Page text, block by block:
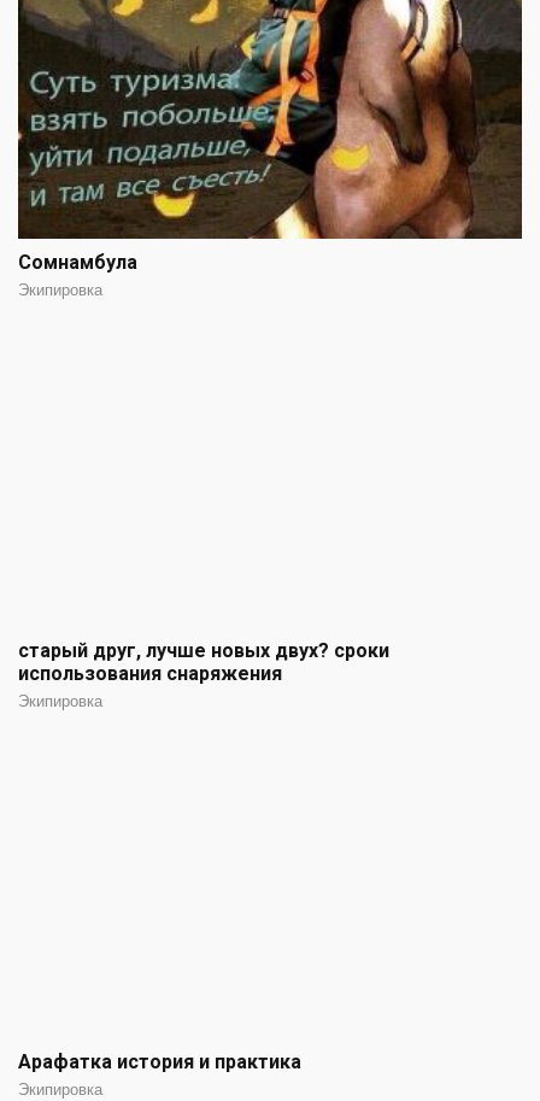
Сомнамбула
Экипировка
старый друг, лучше новых двух? сроки
использования снаряжения
Экипировка
Арафатка история и практика
Экипировка